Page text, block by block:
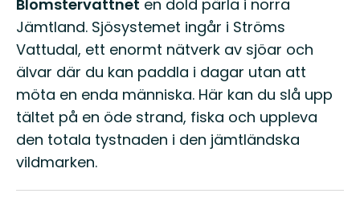
Blomstervattnet en dold pärla i norra
Jämtland. Sjösystemet ingår i Ströms
Vattudal, ett enormt nätverk av sjöar och
älvar där du kan paddla i dagar utan att
möta en enda människa. Här kan du slå upp
tältet på en öde strand, fiska och uppleva
den totala tystnaden i den jämtländska
vildmarken.